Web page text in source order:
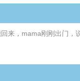
，mama刚刚出门，